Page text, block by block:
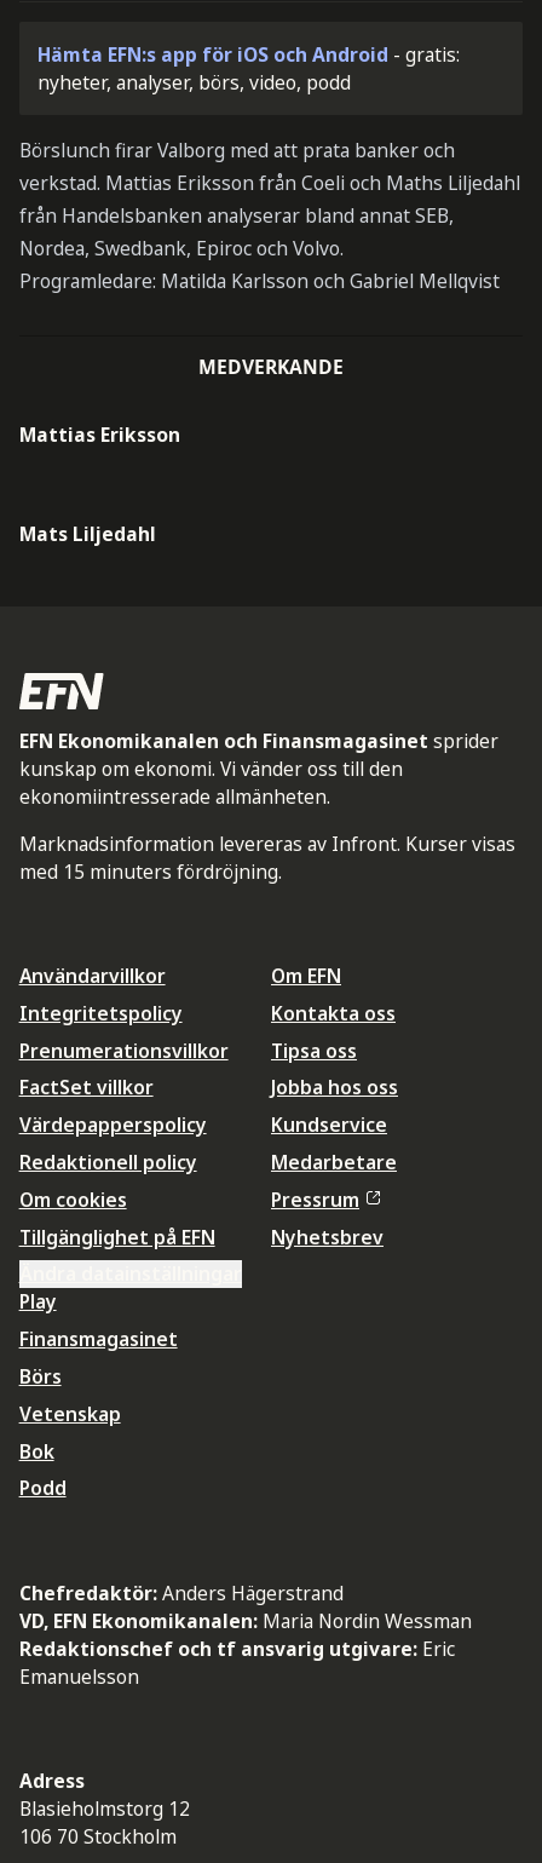
Hämta EFN:s app för iOS och Android - gratis:
nyheter, analyser, börs, video, podd
Börslunch firar Valborg med att prata banker och
verkstad. Mattias Eriksson från Coeli och Maths Liljedahl
från Handelsbanken analyserar bland annat SEB,
Nordea, Swedbank, Epiroc och Volvo.
Programledare: Matilda Karlsson och Gabriel Mellqvist
MEDVERKANDE
Mattias Eriksson
Mats Liljedahl
EFN Ekonomikanalen och Finansmagasinet sprider
kunskap om ekonomi. Vi vänder oss till den
ekonomiintresserade allmänheten.
Marknadsinformation levereras av Infront. Kurser visas
med 15 minuters fördröjning.
Användarvillkor
Integritetspolicy
Prenumerationsvillkor
FactSet villkor
Värdepapperspolicy
Redaktionell policy
Om cookies
Tillgänglighet på EFN
Om EFN
Kontakta oss
Tipsa oss
Jobba hos oss
Kundservice
Medarbetare
Pressrum
Nyhetsbrev
Play
Finansmagasinet
Börs
Vetenskap
Bok
Podd
Chefredaktör:Anders Hägerstrand
VD, EFN Ekonomikanalen: Maria Nordin Wessman
Redaktionschef och tf ansvarig utgivare: Eric
Emanuelsson
Adress
Blasieholmstorg 12
106 70 Stockholm